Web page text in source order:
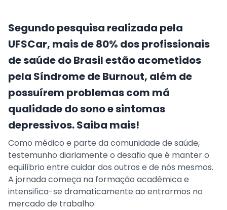
Segundo pesquisa realizada pela
UFSCar, mais de 80% dos profissionais
de saúde do Brasil estão acometidos
pela Síndrome de Burnout, além de
possuírem problemas com má
qualidade do sono e sintomas
depressivos. Saiba mais!
Como médico e parte da comunidade de saúde,
testemunho diariamente o desafio que é manter o
equilíbrio entre cuidar dos outros e de nós mesmos.
A jornada começa na formação acadêmica e
intensifica-se dramaticamente ao entrarmos no
mercado de trabalho.